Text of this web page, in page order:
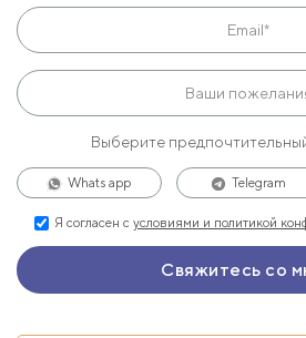
Выберите
Whats app Telegram
Я согласен с условиями и политикой